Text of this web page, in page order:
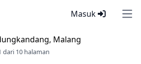
Masuk
Malang
dari 10 halaman